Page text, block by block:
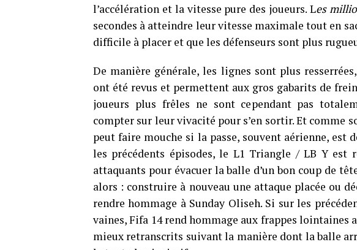
l’accélération et la vitesse pure des joueurs. Les
secondes à atteindre leur vitesse maximale tout en
difficile à placer et que les défenseurs sont plus
De manière générale, les lignes sont plus
ont été revus et permettent aux gros gabarits de
joueurs plus frêles ne sont cependant pas
compter sur leur vivacité pour s’en sortir. Et comme
peut faire mouche si la passe, souvent aérienne, est
les précédents épisodes, le L1 Triangle / LB Y
attaquants pour évacuer la balle d’un bon coup de
alors : construire à nouveau une attaque placée ou
rendre hommage à Sunday Oliseh. Si sur les
vaines, Fifa 14 rend hommage aux frappes lointaines
mieux retranscrits suivant la manière dont la balle